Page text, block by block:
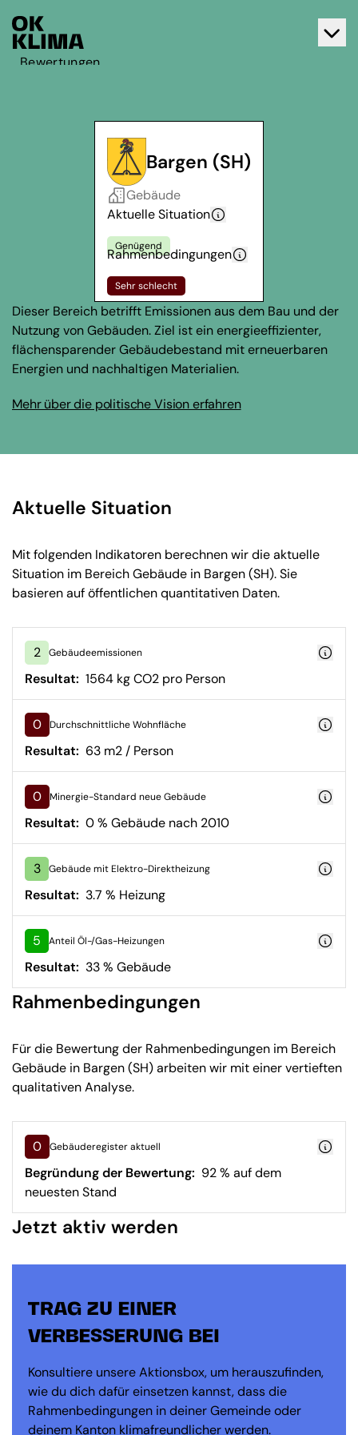
Bewertungen
Bargen (SH)
Gebäude
Aktuelle Situation
Genügend
Rahmenbedingungen
Sehr schlecht
Dieser Bereich betrifft Emissionen aus dem Bau und der
Nutzung von Gebäuden. Ziel ist ein energieeffizienter,
flächensparender Gebäudebestand mit erneuerbaren
Energien und nachhaltigen Materialien.
Mehr über die politische Vision erfahren
Aktuelle Situation
Mit folgenden Indikatoren berechnen wir die aktuelle
Situation im Bereich Gebäude in Bargen (SH). Sie
basieren auf öffentlichen quantitativen Daten.
2 Gebäudeemissionen
Resultat: 1564 kg CO2 pro Person
0 Durchschnittliche Wohnfläche
Resultat: 63 m2 / Person
0 Minergie-Standard neue Gebäude
Resultat: 0 % Gebäude nach 2010
3 Gebäude mit Elektro-Direktheizung
Resultat: 3.7 % Heizung
5 Anteil Öl-/Gas-Heizungen
Resultat: 33 % Gebäude
Rahmenbedingungen
Für die Bewertung der Rahmenbedingungen im Bereich
Gebäude in Bargen (SH) arbeiten wir mit einer vertieften
qualitativen Analyse.
0 Gebäuderegister aktuell
Begründung der Bewertung: 92 % auf dem
neuesten Stand
Jetzt aktiv werden
TRAG ZU EINER
VERBESSERUNG BEI
Konsultiere unsere Aktionsbox, um herauszufinden,
wie du dich dafür einsetzen kannst, dass die
Rahmenbedingungen in deiner Gemeinde oder
deinem Kanton klimafreundlicher werden.